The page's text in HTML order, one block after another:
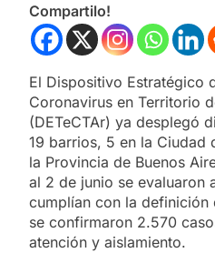
Compartilo!
El Dispositivo Estratégico
Coronavirus en Territorio
(DETeCTAr) ya desplegó
19 barrios, 5 en la Ciudad
la Provincia de Buenos
al 2 de junio se evaluaron
cumplían con la definición
se confirmaron 2.570
atención y aislamiento.